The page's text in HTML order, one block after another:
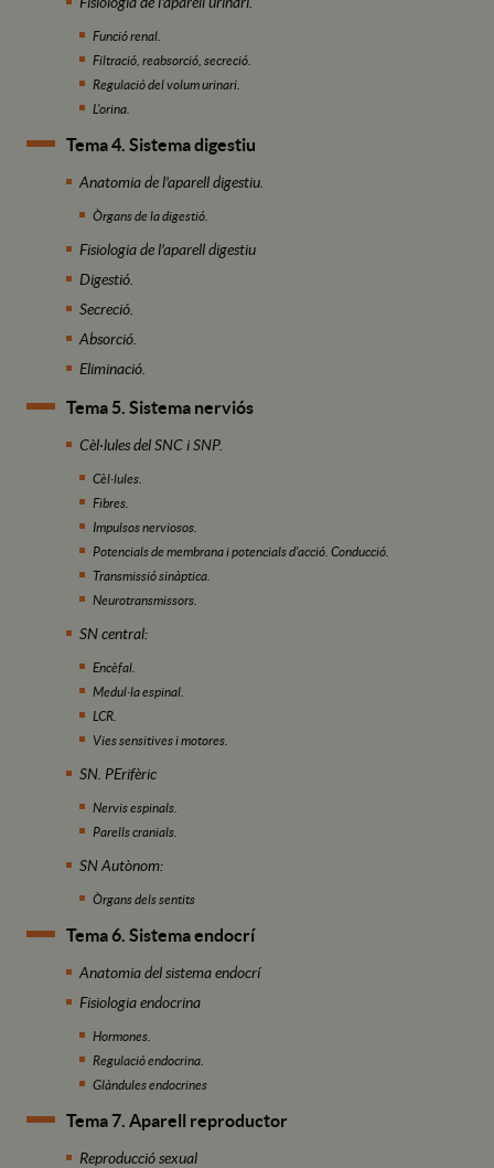
Funció renal.
Filtració, reabsorció, secreció.
Regulació del volum urinari.
L'orina.
Tema 4. Sistema digestiu
Anatomia de l'aparell digestiu.
Òrgans de la digestió.
Fisiologia de l'aparell digestiu
Digestió.
Secreció.
Absorció.
Eliminació.
Tema 5. Sistema nerviós
Cèl·lules del SNC i SNP.
Cèl·lules.
Fibres.
Impulsos nerviosos.
Potencials de membrana i potencials d'acció. Conducció.
Transmissió sinàptica.
Neurotransmissors.
SN central:
Encèfal.
Medul·la espinal.
LCR.
Vies sensitives i motores.
SN. PErifèric
Nervis espinals.
Parells cranials.
SN Autònom:
Òrgans dels sentits
Tema 6. Sistema endocrí
Anatomia del sistema endocrí
Fisiologia endocrina
Hormones.
Regulació endocrina.
Glàndules endocrines
Tema 7. Aparell reproductor
Reproducció sexual